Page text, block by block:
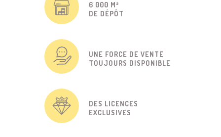
6 000 M²
DE DÉPÔT
UNE FORCE DE VENTE
TOUJOURS DISPONIBLE
DES LICENCES
EXCLUSIVES